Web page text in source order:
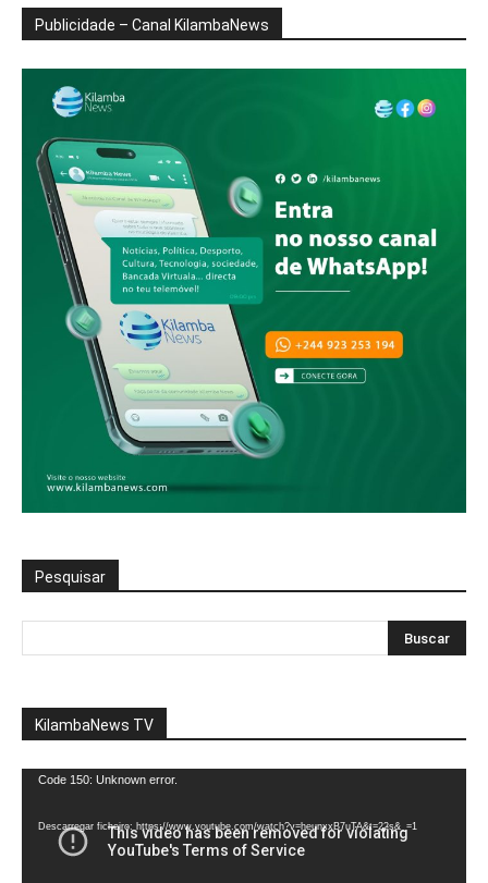
Publicidade – Canal KilambaNews
Pesquisar
KilambaNews TV
Reprodutor
vídeo
Code 150: Unknown error.
Descarregar ficheiro: https://www.youtube.com/watch?v=heunxxB7uTA&t=22s&_=1